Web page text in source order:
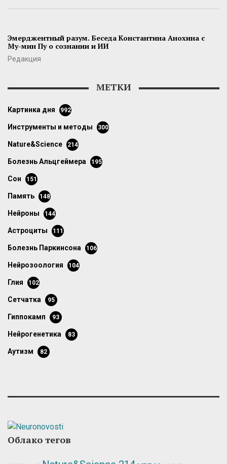
Эмерджентный разум. Беседа Константина Анохина с
Му-мин Пу о сознании и ИИ
Редакция
МЕТКИ
картинка дня 992
инструменты и методы 300
Nature&Science 214
болезнь Альцгеймера 195
сон 151
память 148
нейроны 144
астроциты 111
болезнь Паркинсона 106
нейрозоология 104
глия 102
сетчатка 95
гиппокамп 93
нейрогенетика 83
аутизм 82
Облако тегов